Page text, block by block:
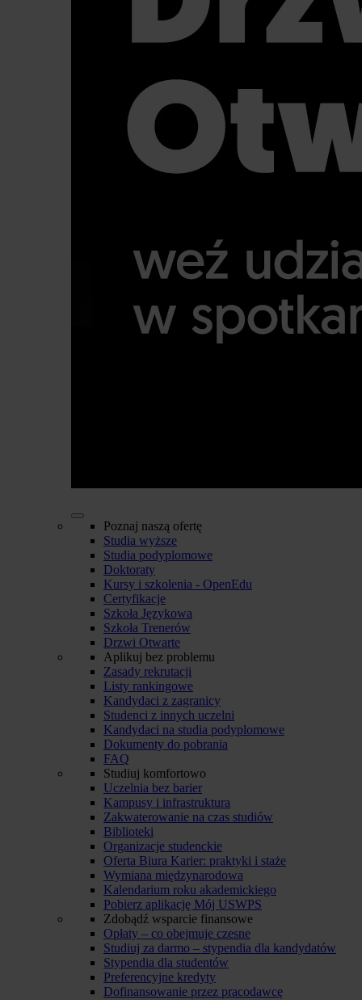
Poznaj naszą ofertę
Studia wyższe
Studia podyplomowe
Doktoraty
Kursy i szkolenia - OpenEdu
Certyfikacje
Szkoła Językowa
Szkoła Trenerów
Drzwi Otwarte
Aplikuj bez problemu
Zasady rekrutacji
Listy rankingowe
Kandydaci z zagranicy
Studenci z innych uczelni
Kandydaci na studia podyplomowe
Dokumenty do pobrania
FAQ
Studiuj komfortowo
Uczelnia bez barier
Kampusy i infrastruktura
Zakwaterowanie na czas studiów
Biblioteki
Organizacje studenckie
Oferta Biura Karier: praktyki i staże
Wymiana międzynarodowa
Kalendarium roku akademickiego
Pobierz aplikację Mój USWPS
Zdobądź wsparcie finansowe
Opłaty – co obejmuje czesne
Studiuj za darmo – stypendia dla kandydatów
Stypendia dla studentów
Preferencyjne kredyty
Dofinansowanie przez pracodawcę